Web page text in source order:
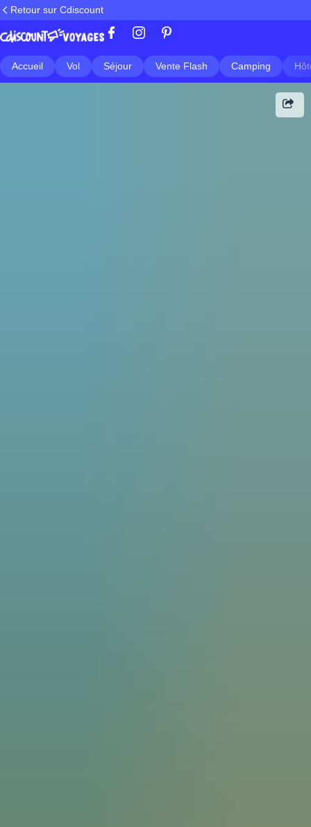
Retour sur Cdiscount
Accueil Vol Séjour Vente Flash Camping